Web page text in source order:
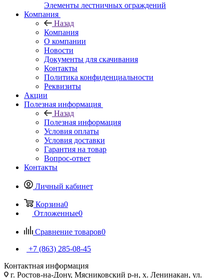
Элементы лестничных ограждений
Компания
Назад
Компания
О компании
Новости
Документы для скачивания
Контакты
Политика конфиденциальности
Реквизиты
Акции
Полезная информация
Назад
Полезная информация
Условия оплаты
Условия доставки
Гарантия на товар
Вопрос-ответ
Контакты
Личный кабинет
Корзина0
Отложенные0
Сравнение товаров0
+7 (863) 285-08-45
Контактная информация
г. Ростов-на-Дону, Мясниковский р-н, х. Ленинакан, ул.